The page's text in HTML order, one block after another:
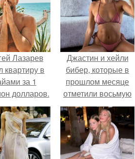
Лазарев
квартиру в
за 1
долларов.
Джастин и хейли
бибер, которые в
прошлом месяце
отметили восьмую
годовщину
помолвки, показали
новые фото с
совместного
отдыха.